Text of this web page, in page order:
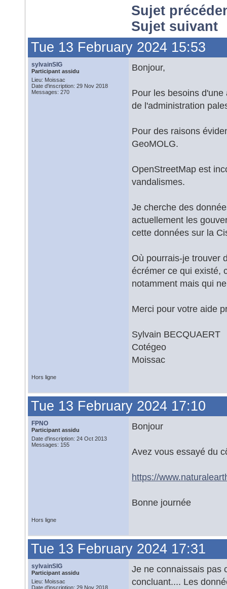
Sujet
Sujet suivant
Tue 13 February 2024 15:53
sylvainSIG
Participant assidu
Lieu: Moissac
Date d'inscription: 29 Nov 2018
Messages: 270
Bonjour,
Pour les besoins
de l'administration
Pour des raisons
GeoMOLG.
OpenStreetMap est
vandalismes.
Je cherche des
actuellement les
cette données sur la
Où pourrais-je trouver
écrémer ce qui existé,
notamment mais qui
Merci pour votre aide
Sylvain BECQUAERT
Cotégeo
Moissac
Hors ligne
Tue 13 February 2024 17:10
FPNO
Participant assidu
Date d'inscription: 24 Oct 2013
Messages: 155
Bonjour
Avez vous essayé du
https://
Bonne journée
Hors ligne
Tue 13 February 2024 17:31
sylvainSIG
Participant assidu
Lieu: Moissac
Date d'inscription: 29 Nov 2018
Je ne connaissais pas
concluant.... Les